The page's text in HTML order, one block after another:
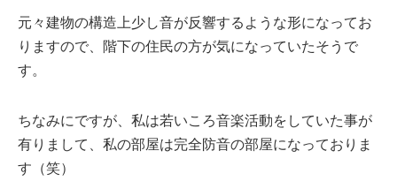
元々建物の構造上少し音が反響するような形になってお
りますので、階下の住民の方が気になっていたそうで
す。
ちなみにですが、私は若いころ音楽活動をしていた事が
有りまして、私の部屋は完全防音の部屋になっておりま
す（笑）